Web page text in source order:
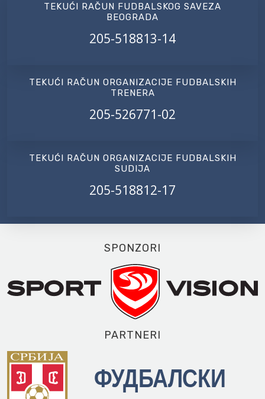
TEKUĆI RAČUN FUDBALSKOG SAVEZA
BEOGRADA
205-518813-14
TEKUĆI RAČUN ORGANIZACIJE FUDBALSKIH
TRENERA
205-526771-02
TEKUĆI RAČUN ORGANIZACIJE FUDBALSKIH
SUDIJA
205-518812-17
SPONZORI
PARTNERI